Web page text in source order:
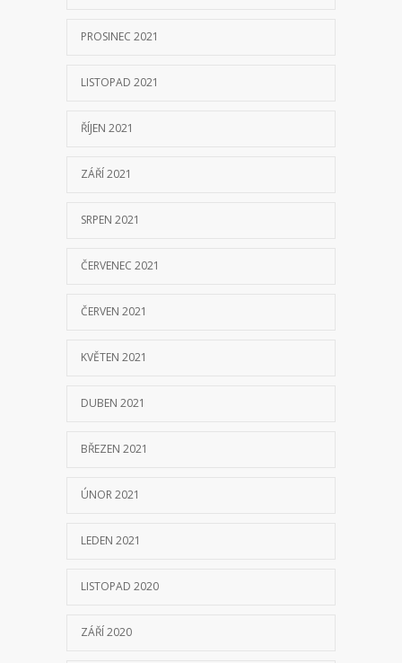
PROSINEC 2021
LISTOPAD 2021
ŘÍJEN 2021
ZÁŘÍ 2021
SRPEN 2021
ČERVENEC 2021
ČERVEN 2021
KVĚTEN 2021
DUBEN 2021
BŘEZEN 2021
ÚNOR 2021
LEDEN 2021
LISTOPAD 2020
ZÁŘÍ 2020